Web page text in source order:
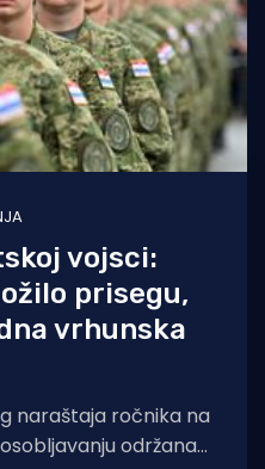
vojsci:
prisegu,
vrhunska
naraštaja ročnika na
održana